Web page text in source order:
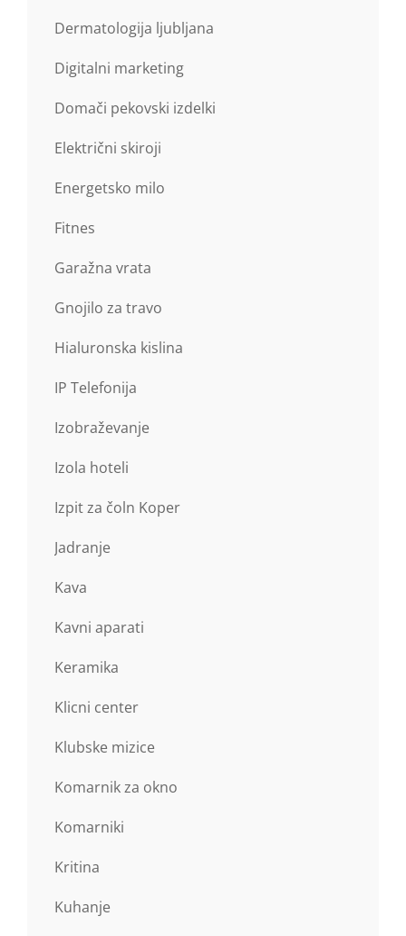
Dermatologija ljubljana
Digitalni marketing
Domači pekovski izdelki
Električni skiroji
Energetsko milo
Fitnes
Garažna vrata
Gnojilo za travo
Hialuronska kislina
IP Telefonija
Izobraževanje
Izola hoteli
Izpit za čoln Koper
Jadranje
Kava
Kavni aparati
Keramika
Klicni center
Klubske mizice
Komarnik za okno
Komarniki
Kritina
Kuhanje